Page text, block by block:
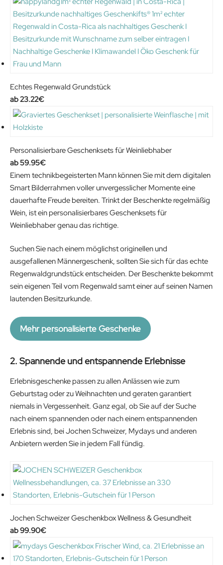
i
g
i
n
a
p
w
s
:
1
4
9
9
9
€
.
r
r
e
n
r
c
s
7
9
.
9
9
Echtes Regenwald Grundstück
23.22€
Personalisierbare Geschenksets für Weinliebhaber
59.95€
Einem technikbegeisterten Mann können Sie mit dem digitalen
Smart Bilderrahmen voller unvergesslicher Momente eine
dauerhafte Freude bereiten. Trinkt der Beschenkte regelmäßig
Wein, ist ein personalisierbares Geschenksets für
Weinliebhaber genau das richtige.
Suchen Sie nach einem möglichst originellen und
ausgefallenen Männergeschenk, sollten Sie sich für das echte
Regenwaldgrundstück entscheiden. Der Beschenkte bekommt
sein eigenen Teil vom Regenwald samt einer auf seinen Namen
lautenden Besitzurkunde.
Mehr personalisierte Geschenke
2. Spannende und entspannende Erlebnisse
Erlebnisgeschenke passen zu allen Anlässen wie zum
Geburtstag oder zu Weihnachten und geraten garantiert
niemals in Vergessenheit. Ganz egal, ob Sie auf der Suche
nach einem spannenden oder nach einem entspannenden
Erlebnis sind, bei Jochen Schweizer, Mydays und anderen
Anbietern werden Sie in jedem Fall fündig.
Jochen Schweizer Geschenkbox Wellness & Gesundheit
99.90€